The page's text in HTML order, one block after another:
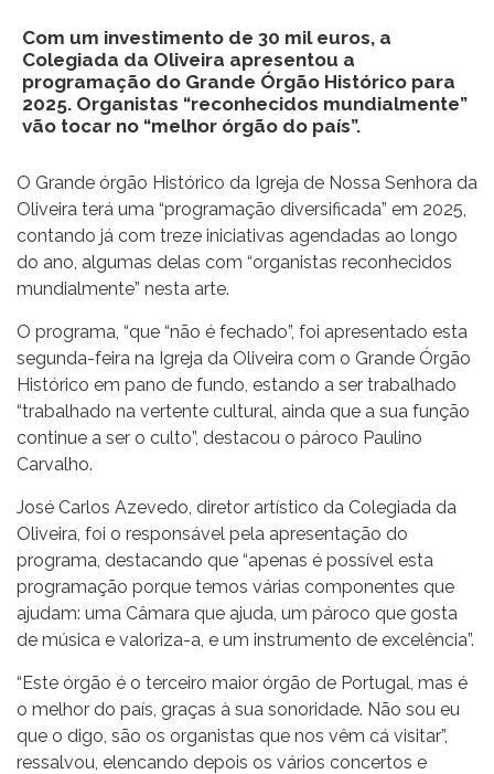
Com um investimento de 30 mil euros, a
Colegiada da Oliveira apresentou a
programação do Grande Órgão Histórico para
2025. Organistas “reconhecidos mundialmente”
vão tocar no “melhor órgão do país”.
O Grande órgão Histórico da Igreja de Nossa Senhora da
Oliveira terá uma “programação diversificada” em 2025,
contando já com treze iniciativas agendadas ao longo
do ano, algumas delas com “organistas reconhecidos
mundialmente” nesta arte.
O programa, “que “não é fechado”, foi apresentado esta
segunda-feira na Igreja da Oliveira com o Grande Órgão
Histórico em pano de fundo, estando a ser trabalhado
“trabalhado na vertente cultural, ainda que a sua função
continue a ser o culto”, destacou o pároco Paulino
Carvalho.
José Carlos Azevedo, diretor artístico da Colegiada da
Oliveira, foi o responsável pela apresentação do
programa, destacando que “apenas é possível esta
programação porque temos várias componentes que
ajudam: uma Câmara que ajuda, um pároco que gosta
de música e valoriza-a, e um instrumento de excelência”.
“Este órgão é o terceiro maior órgão de Portugal, mas é
o melhor do país, graças à sua sonoridade. Não sou eu
que o digo, são os organistas que nos vêm cá visitar”,
ressalvou, elencando depois os vários concertos e